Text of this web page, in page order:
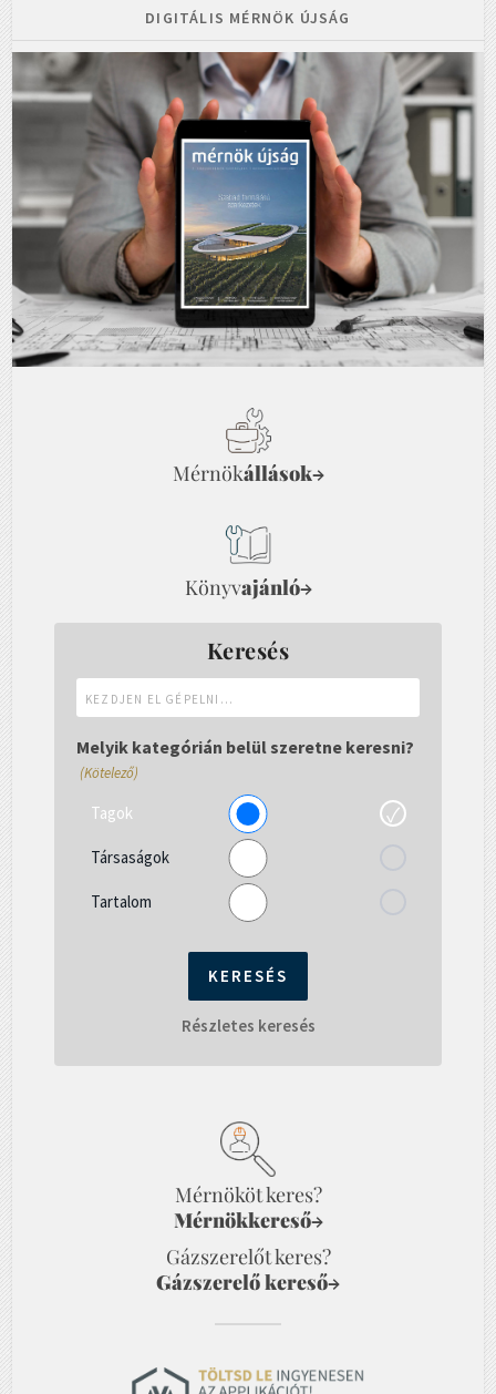
DIGITÁLIS MÉRNÖK ÚJSÁG
Mérnökállások→
Könyvajánló→
Keresés
el
gépelni...
Melyik kategórián belül szeretne keresni?
(Kötelező)
Tagok
Társaságok
Tartalom
Részletes keresés
Mérnököt keres?
Mérnökkereső→
Gázszerelőt keres?
Gázszerelő kereső→